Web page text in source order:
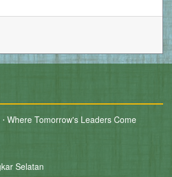
Where Tomorrow's Leaders Come
Selatan